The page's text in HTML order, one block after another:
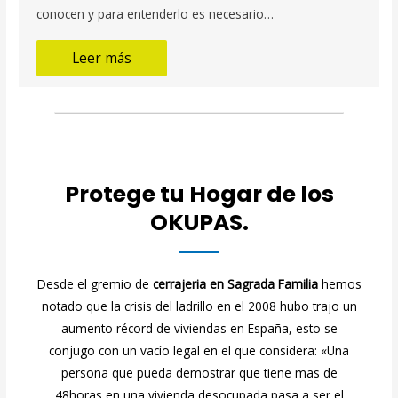
conocen y para entenderlo es necesario…
Leer más
Protege tu Hogar de los
OKUPAS.
Desde el gremio de cerrajeria en Sagrada Familiahemos
notado que la crisis del ladrillo en el 2008 hubo trajo un
aumento récord de viviendas en España, esto se
conjugo con un vacío legal en el que considera: «Una
persona que pueda demostrar que tiene mas de